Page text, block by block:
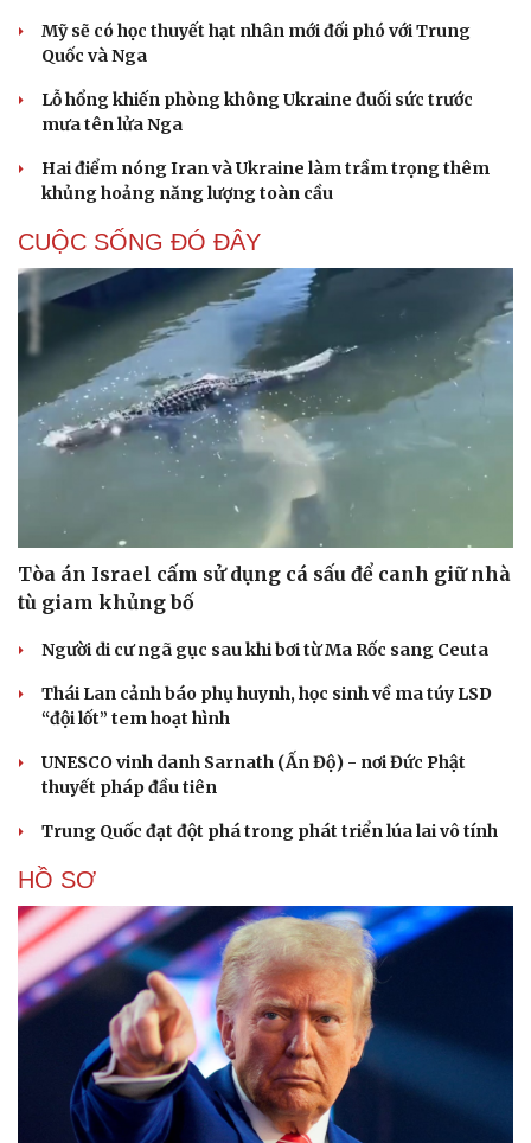
Du lịch
Săn Tour
check-in
Podcast
Đọc truyện đêm khuya
Cửa sổ tình yêu
Mỹ sẽ có học thuyết hạt nhân mới đối phó với Trung
Quốc và Nga
Lỗ hổng khiến phòng không Ukraine đuối sức trước
mưa tên lửa Nga
Hai điểm nóng Iran và Ukraine làm trầm trọng thêm
khủng hoảng năng lượng toàn cầu
CUỘC SỐNG ĐÓ ĐÂY
Tòa án Israel cấm sử dụng cá sấu để canh giữ nhà
tù giam khủng bố
Người di cư ngã gục sau khi bơi từ Ma Rốc sang Ceuta
Thái Lan cảnh báo phụ huynh, học sinh về ma túy LSD
“đội lốt” tem hoạt hình
UNESCO vinh danh Sarnath (Ấn Độ) - nơi Đức Phật
thuyết pháp đầu tiên
Trung Quốc đạt đột phá trong phát triển lúa lai vô tính
HỒ SƠ